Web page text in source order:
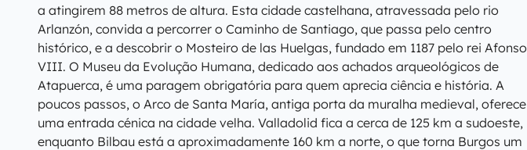
a atingirem 88 metros de altura. Esta cidade castelhana, atravessada pelo rio
Arlanzón, convida a percorrer o Caminho de Santiago, que passa pelo centro
histórico, e a descobrir o Mosteiro de las Huelgas, fundado em 1187 pelo rei Afonso
VIII. O Museu da Evolução Humana, dedicado aos achados arqueológicos de
Atapuerca, é uma paragem obrigatória para quem aprecia ciência e história. A
poucos passos, o Arco de Santa María, antiga porta da muralha medieval, oferece
uma entrada cénica na cidade velha. Valladolid fica a cerca de 125 km a sudoeste,
enquanto Bilbau está a aproximadamente 160 km a norte, o que torna Burgos um